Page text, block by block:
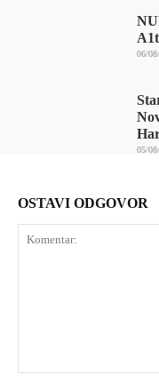
06/
05/
OSTAVI ODGOVOR